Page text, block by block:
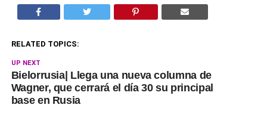
RELATED TOPICS:
UP NEXT
Bielorrusia| Llega una nueva columna de
Wagner, que cerrará el día 30 su principal
base en Rusia